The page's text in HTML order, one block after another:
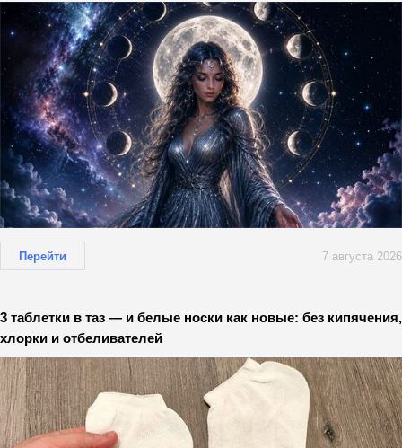
Перейти 7 августа 2026
3 таблетки в таз — и белые носки как новые: без кипячения,
хлорки и отбеливателей